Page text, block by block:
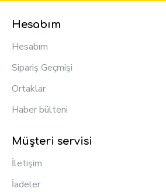
Hesabım
Hesabım
Sipariş Geçmişi
Ortaklar
Haber bülteni
Müşteri servisi
İletişim
İadeler